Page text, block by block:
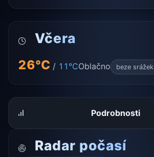
Včera
26°C / 11°COblačno beze srážek
Podrobnosti
Radar počasí